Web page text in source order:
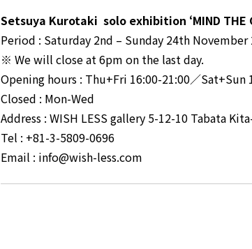
Setsuya Kurotaki solo exhibition ‘MIND THE
Period : Saturday 2nd – Sunday 24th November
※ We will close at 6pm on the last day.
Opening hours : Thu+Fri 16:00-21:00／Sat+Sun
Closed : Mon-Wed
Address : WISH LESS gallery 5-12-10 Tabata
Tel : +81-3-5809-0696
Email : info@wish-less.com